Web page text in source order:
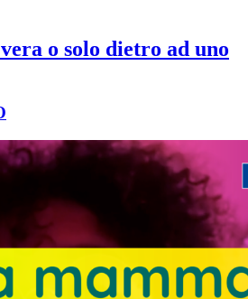
o solo dietro ad uno